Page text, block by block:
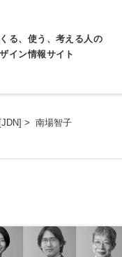
る、使う、考える人の
イン情報サイト
> 南場智子